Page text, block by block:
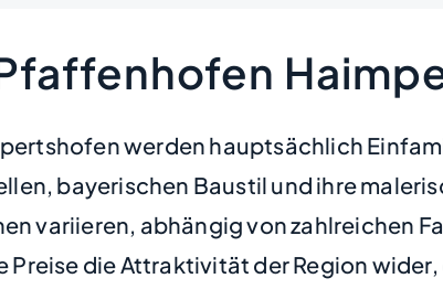
werden hauptsächlich
bayerischen Baustil und ihre
variieren, abhängig von zahlreichen
Preise die Attraktivität der Region